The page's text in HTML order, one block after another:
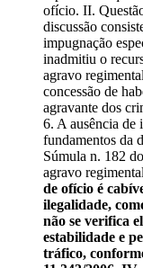
ofício. II.
discussão
impugnação
inadmitiu o
agravo
concessão de
agravante dos
6. A ausência de
fundamentos da
Súmula n. 182
agravo
de ofício é
ilegalidade,
não se verifica
estabilidade e
tráfico,